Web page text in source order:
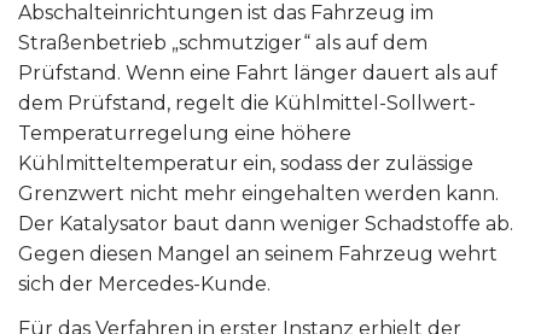
Abschalteinrichtungen ist das Fahrzeug im
Straßenbetrieb „schmutziger“ als auf dem
Prüfstand. Wenn eine Fahrt länger dauert als auf
dem Prüfstand, regelt die Kühlmittel-Sollwert-
Temperaturregelung eine höhere
Kühlmitteltemperatur ein, sodass der zulässige
Grenzwert nicht mehr eingehalten werden kann.
Der Katalysator baut dann weniger Schadstoffe ab.
Gegen diesen Mangel an seinem Fahrzeug wehrt
sich der Mercedes-Kunde.
Für das Verfahren in erster Instanz erhielt der